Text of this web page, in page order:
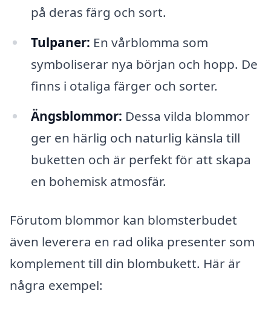
på deras färg och sort.
Tulpaner: En vårblomma som
symboliserar nya början och hopp. De
finns i otaliga färger och sorter.
Ängsblommor: Dessa vilda blommor
ger en härlig och naturlig känsla till
buketten och är perfekt för att skapa
en bohemisk atmosfär.
Förutom blommor kan blomsterbudet
även leverera en rad olika presenter som
komplement till din blombukett. Här är
några exempel: